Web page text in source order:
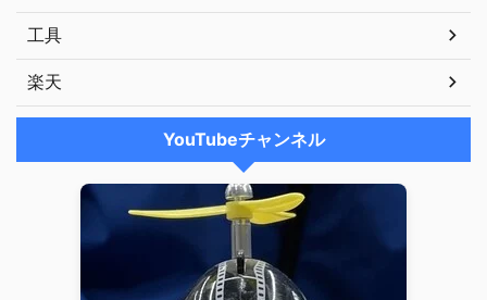
工具
楽天
YouTubeチャンネル